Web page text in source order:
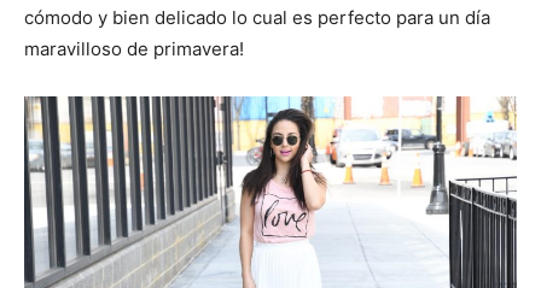
cómodo y bien delicado lo cual es perfecto para un día
maravilloso de primavera!